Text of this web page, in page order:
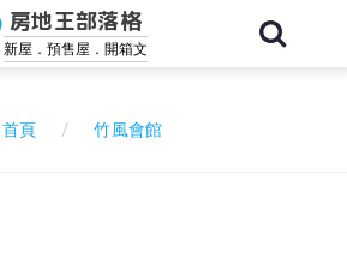
房地王部落格
新屋．預售屋．開箱文
首頁 竹風會館